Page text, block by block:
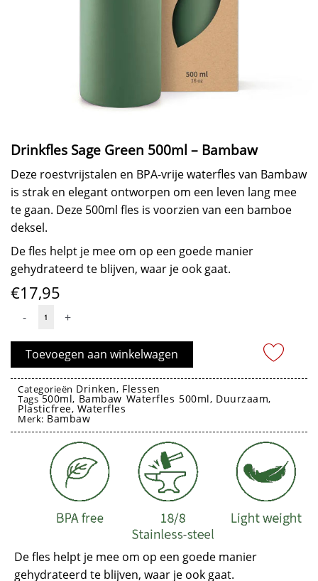
Drinkfles Sage Green 500ml – Bambaw
Deze roestvrijstalen en BPA-vrije waterfles van Bambaw
is strak en elegant ontworpen om een leven lang mee
te gaan. Deze 500ml fles is voorzien van een bamboe
deksel.
De fles helpt je mee om op een goede manier
gehydrateerd te blijven, waar je ook gaat.
€17,95
-
Drinkfles
Green
500ml
-
Bambaw
aantal
+
Toevoegen aan winkelwagen
Categorieën Drinken, Flessen
Tags 500ml, Bambaw Waterfles 500ml, Duurzaam,
Plasticfree, Waterfles
Merk: Bambaw
rvs drinkfles
De fles helpt je mee om op een goede manier
gehydrateerd te blijven, waar je ook gaat.